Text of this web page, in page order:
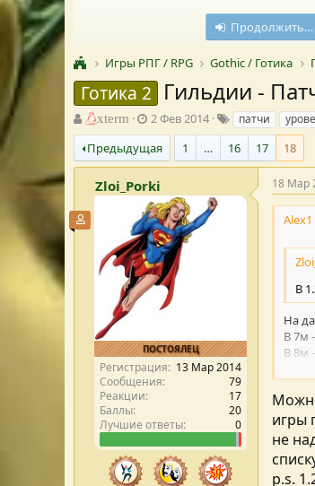
Продолжить…
Игры РПГ / RPG Gothic / Готика
Готика 2 Гильдии -
А
в
т
о
е
м
xterm
Д
а
т
а
с
о
з
д
а
н
и
я
2 Фев 2014
Т
е
г
и
патчи
Предыдущая 1 … 16 17 18
Zloi_Porki
ПОСТОЯЛЕЦ
Участник форума
Регистрация
13 Мар 2014
Сообщения
79
Реакции
17
Баллы
20
Лучшие ответы
0
18 Мар
Alex1
В
На
В 7м
В 8м
игры
не
p.s.